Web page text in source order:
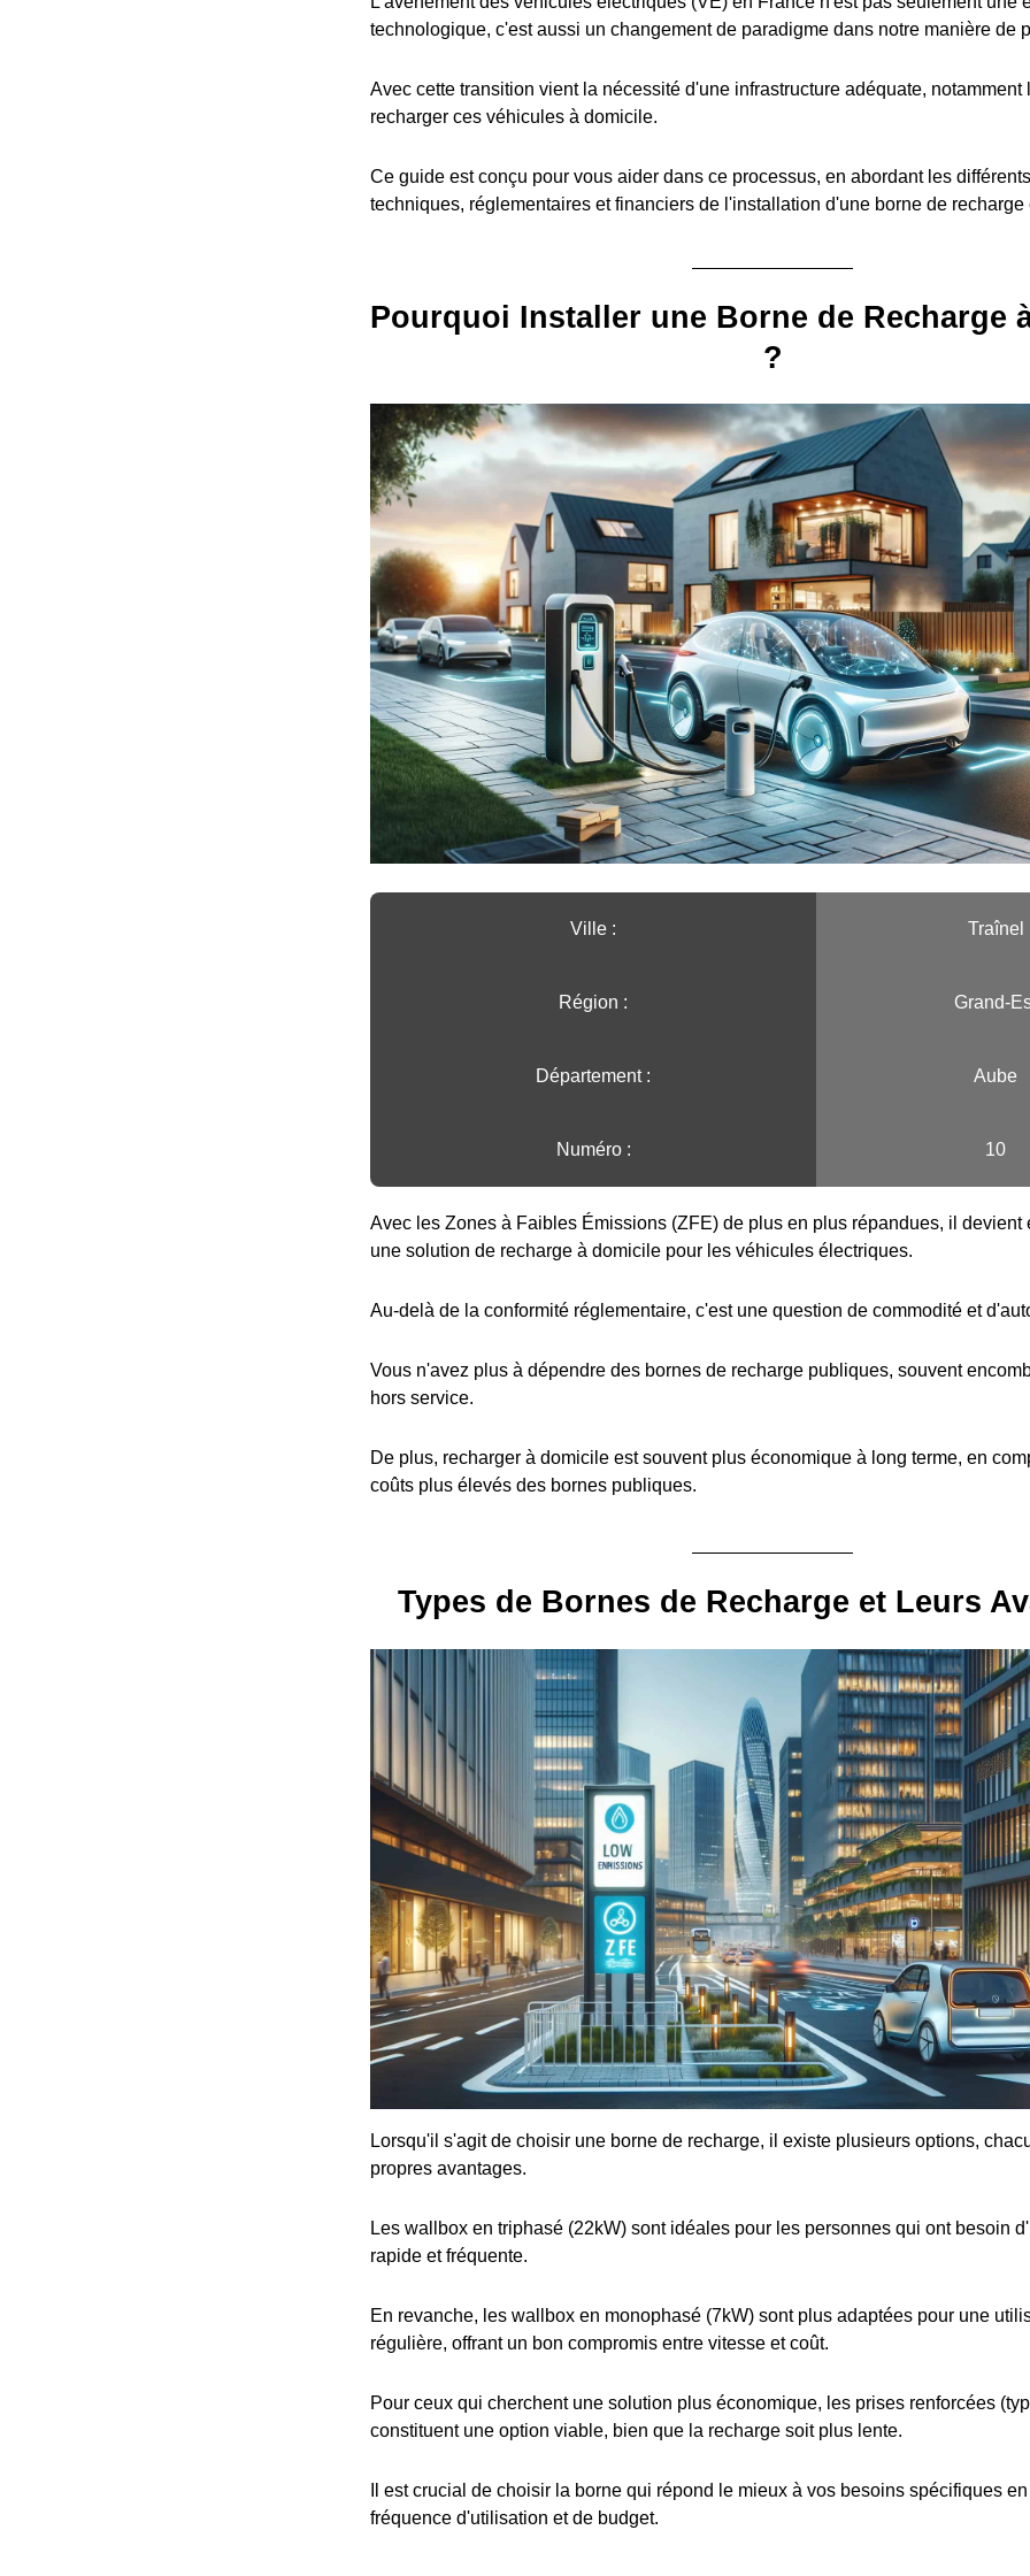
technologique, c'est aussi un changement de paradigme dans notre manière de
Avec cette transition vient la nécessité d'une infrastructure adéquate,
recharger ces véhicules à domicile.
Ce guide est conçu pour vous aider dans ce processus, en abordant les
techniques, réglementaires et financiers de l'installation d'une borne de recharge
Pourquoi Installer une Borne de Recharge
?
Ville :️ Traînel
Région :️ Grand-
Département : Aube
Numéro : 10
Avec les Zones à Faibles Émissions (ZFE) de plus en plus répandues, il devient
une solution de recharge à domicile pour les véhicules électriques.
Au-delà de la conformité réglementaire, c'est une question de commodité et
Vous n'avez plus à dépendre des bornes de recharge publiques, souvent
hors service.
De plus, recharger à domicile est souvent plus économique à long terme, en
coûts plus élevés des bornes publiques.
Types de Bornes de Recharge et Leurs
Lorsqu'il s'agit de choisir une borne de recharge, il existe plusieurs options,
propres avantages.
Les wallbox en triphasé (22kW) sont idéales pour les personnes qui ont besoin
rapide et fréquente.
En revanche, les wallbox en monophasé (7kW) sont plus adaptées pour une
régulière, offrant un bon compromis entre vitesse et coût.
Pour ceux qui cherchent une solution plus économique, les prises renforcées
constituent une option viable, bien que la recharge soit plus lente.
Il est crucial de choisir la borne qui répond le mieux à vos besoins spécifiques
fréquence d'utilisation et de budget.